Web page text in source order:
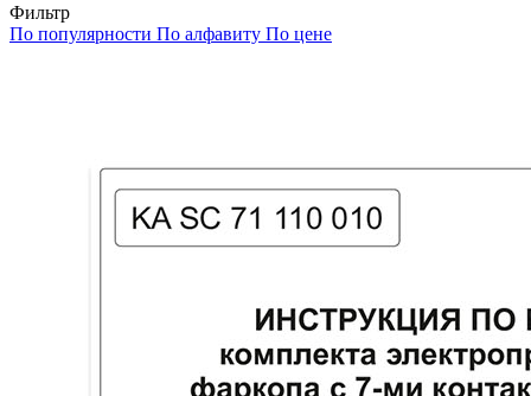
Фильтр
По популярности По алфавиту По цене